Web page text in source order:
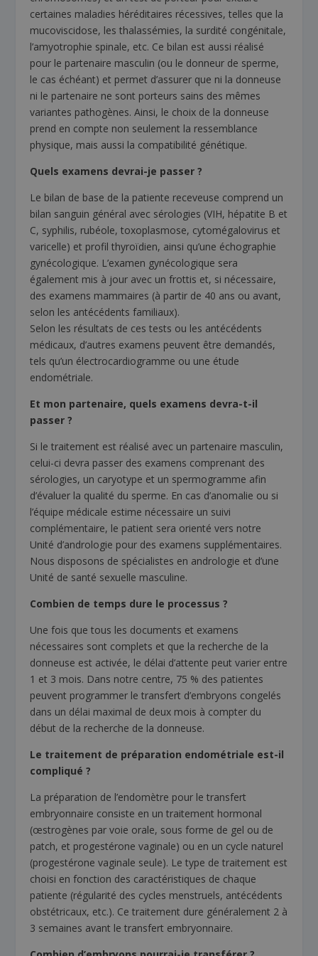
certaines maladies héréditaires récessives, telles que la
mucoviscidose, les thalassémies, la surdité congénitale,
l’amyotrophie spinale, etc. Ce bilan est aussi réalisé
pour le partenaire masculin (ou le donneur de sperme,
le cas échéant) et permet d’assurer que ni la donneuse
ni le partenaire ne sont porteurs sains des mêmes
variantes pathogènes. Ainsi, le choix de la donneuse
prend en compte non seulement la ressemblance
physique, mais aussi la compatibilité génétique.
Quels examens devrai-je passer ?
Le bilan de base de la patiente receveuse comprend un
bilan sanguin général avec sérologies (VIH, hépatite B et
C, syphilis, rubéole, toxoplasmose, cytomégalovirus et
varicelle) et profil thyroïdien, ainsi qu’une échographie
gynécologique. L’examen gynécologique sera
également mis à jour avec un frottis et, si nécessaire,
des examens mammaires (à partir de 40 ans ou avant,
selon les antécédents familiaux).
Selon les résultats de ces tests ou les antécédents
médicaux, d’autres examens peuvent être demandés,
tels qu’un électrocardiogramme ou une étude
endométriale.
Et mon partenaire, quels examens devra-t-il
passer ?
Si le traitement est réalisé avec un partenaire masculin,
celui-ci devra passer des examens comprenant des
sérologies, un caryotype et un spermogramme afin
d’évaluer la qualité du sperme. En cas d’anomalie ou si
l’équipe médicale estime nécessaire un suivi
complémentaire, le patient sera orienté vers notre
Unité d’andrologie pour des examens supplémentaires.
Nous disposons de spécialistes en andrologie et d’une
Unité de santé sexuelle masculine.
Combien de temps dure le processus ?
Une fois que tous les documents et examens
nécessaires sont complets et que la recherche de la
donneuse est activée, le délai d’attente peut varier entre
1 et 3 mois. Dans notre centre, 75 % des patientes
peuvent programmer le transfert d’embryons congelés
dans un délai maximal de deux mois à compter du
début de la recherche de la donneuse.
Le traitement de préparation endométriale est-il
compliqué ?
La préparation de l’endomètre pour le transfert
embryonnaire consiste en un traitement hormonal
(œstrogènes par voie orale, sous forme de gel ou de
patch, et progestérone vaginale) ou en un cycle naturel
(progestérone vaginale seule). Le type de traitement est
choisi en fonction des caractéristiques de chaque
patiente (régularité des cycles menstruels, antécédents
obstétricaux, etc.). Ce traitement dure généralement 2 à
3 semaines avant le transfert embryonnaire.